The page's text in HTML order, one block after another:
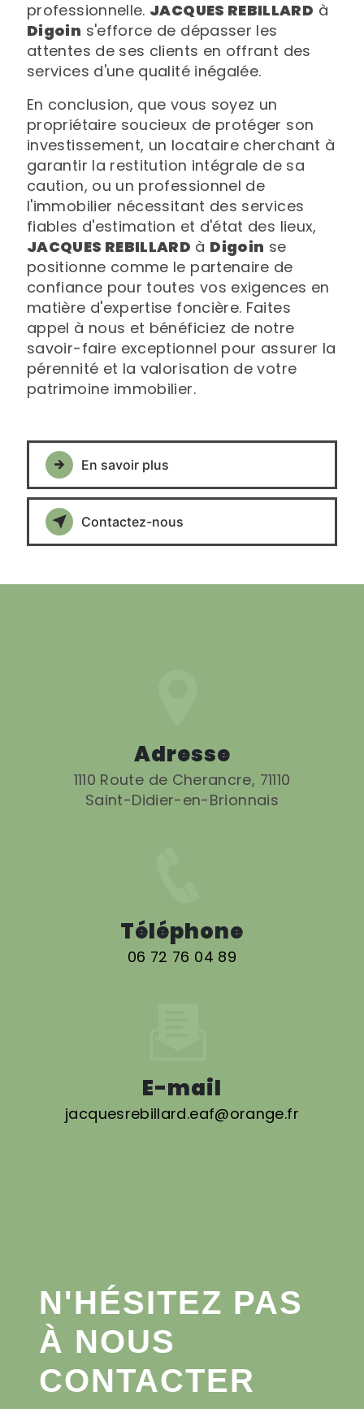
professionnelle. JACQUES REBILLARD à
Digoin s'efforce de dépasser les
attentes de ses clients en offrant des
services d'une qualité inégalée.
En conclusion, que vous soyez un
propriétaire soucieux de protéger son
investissement, un locataire cherchant à
garantir la restitution intégrale de sa
caution, ou un professionnel de
l'immobilier nécessitant des services
fiables d'estimation et d'état des lieux,
JACQUES REBILLARD à Digoin se
positionne comme le partenaire de
confiance pour toutes vos exigences en
matière d'expertise foncière. Faites
appel à nous et bénéficiez de notre
savoir-faire exceptionnel pour assurer la
pérennité et la valorisation de votre
patrimoine immobilier.
En savoir plus
Contactez-nous
Adresse
1110 Route de Cherancre, 71110
Saint-Didier-en-Brionnais
Téléphone
06 72 76 04 89
E-mail
jacquesrebillard.eaf@orange.fr
N'HÉSITEZ PAS
À NOUS
CONTACTER